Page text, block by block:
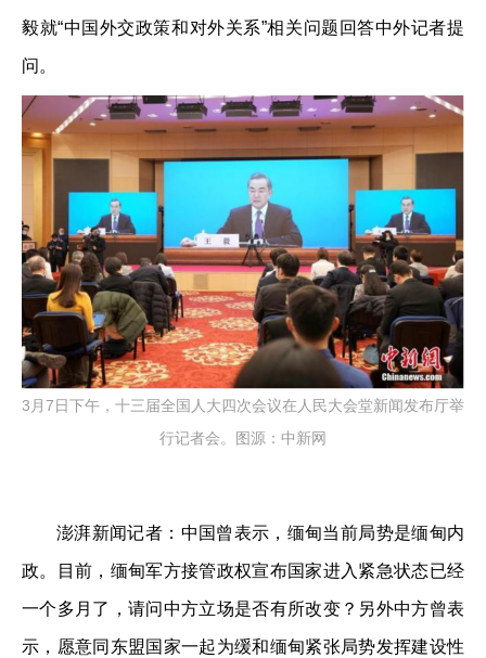
毅就“中国外交政策和对外关系”相关问题回答中外记者提
问。
3月7日下午，十三届全国人大四次会议在人民大会堂新闻发布厅举
行记者会。图源：中新网
澎湃新闻记者：中国曾表示，缅甸当前局势是缅甸内
政。目前，缅甸军方接管政权宣布国家进入紧急状态已经
一个多月了，请问中方立场是否有所改变？另外中方曾表
示，愿意同东盟国家一起为缓和缅甸紧张局势发挥建设性